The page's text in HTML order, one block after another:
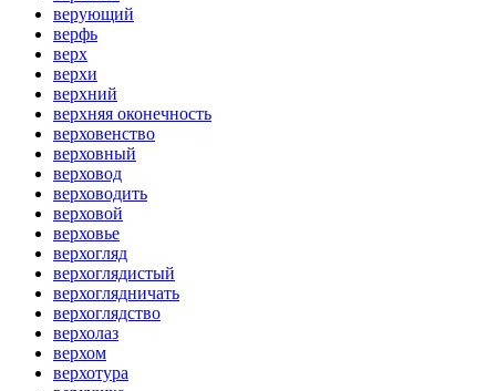
верующий
верфь
верх
верхи
верхний
верхняя оконечность
верховенство
верховный
верховод
верховодить
верховой
верховье
верхогляд
верхоглядистый
верхоглядничать
верхоглядство
верхолаз
верхом
верхотура